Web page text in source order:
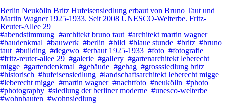
Berlin Neukölln Britz Hufeisensiedlung erbaut von Bruno Taut und
Martin Wagner 1925-1933. Seit 2008 UNESCO-Welterbe. Fritz-
Reuter-Allee 29
#abendstimmung #architekt bruno taut #architekt martin wagner
#baudenkmal #bauwerk #berlin #bild #blaue stunde #britz #bruno
taut #building #degewo #erbaut 1925-1933 #foto #fotografie
#fritz-reuter-allee 29 #galerie #gallery #gartenarchitekt leberecht
migge #gartendenkmal #gebäude #gehag #grosssiedlung britz
#historisch #hufeisensiedlung #landschaftsarchitekt leberecht migge
#leberecht migge #martin wagner #nachtfoto #neukölln #photo
#photography #siedlung der berliner moderne #unesco-welterbe
#wohnbauten #wohnsiedlung